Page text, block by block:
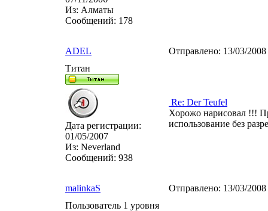
Из: Алматы
Сообщений: 178
ADEL Отправлено: 13/03/
Титан
Дата регистрации:
01/05/2007
Из: Neverland
Сообщений: 938
Re: Der Teufel
Хорожо нарисовал !!!
использование без
malinkaS Отправлено: 13/03/
Пользователь 1 уровня